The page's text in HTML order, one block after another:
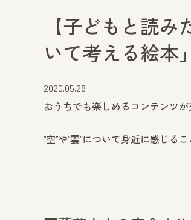
【子どもと読
いて考える絵本」
2020.05.28
おうちでも楽しめるコンテンツが
“空”や“雲”について身近に感じる